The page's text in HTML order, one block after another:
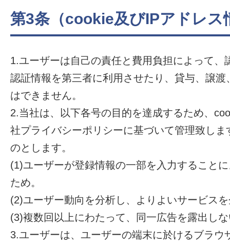
第3条（cookie及びIPアドレス
1.ユーザーは自己の責任と費用負担によって
認証情報を第三者に利用させたり、貸与、譲
はできません。
2.当社は、以下各号の目的を達成するため、
社プライバシーポリシーに基づいて管理致し
のとします。
(1)ユーザーが登録情報の一部を入力すること
ため。
(2)ユーザー動向を分析し、よりよいサービス
(3)複数回以上にわたって、同一広告を露出し
3.ユーザーは、ユーザーの端末に於けるブラウ